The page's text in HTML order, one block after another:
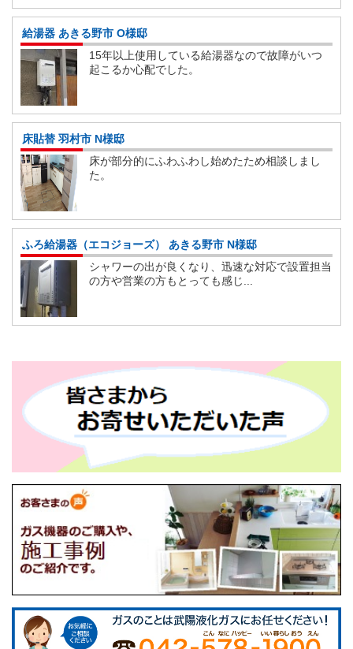
給湯器 あきる野市 O様邸
15年以上使用している給湯器なので故障がいつ
起こるか心配でした。
床貼替 羽村市 N様邸
床が部分的にふわふわし始めたため相談しまし
た。
ふろ給湯器（エコジョーズ） あきる野市 N様邸
シャワーの出が良くなり、迅速な対応で設置担当
の方や営業の方もとっても感じ...